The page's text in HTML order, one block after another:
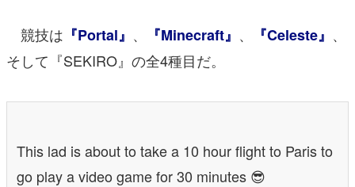
競技は 『Portal』 、 『Minecraft』 、 『Celeste』 、
そして『SEKIRO』の全4種目だ。
This lad is about to take a 10 hour flight to Paris to
go play a video game for 30 minutes 😎